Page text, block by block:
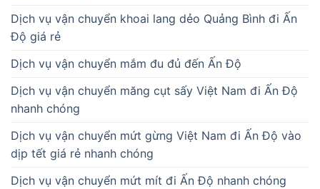
Dịch vụ vận chuyển khoai lang dẻo Quảng Bình đi Ấn
Độ giá rẻ
Dịch vụ vận chuyển mắm đu đủ đến Ấn Độ
Dịch vụ vận chuyển măng cụt sấy Việt Nam đi Ấn Độ
nhanh chóng
Dịch vụ vận chuyển mứt gừng Việt Nam đi Ấn Độ vào
dịp tết giá rẻ nhanh chóng
Dịch vụ vận chuyển mứt mít đi Ấn Độ nhanh chóng